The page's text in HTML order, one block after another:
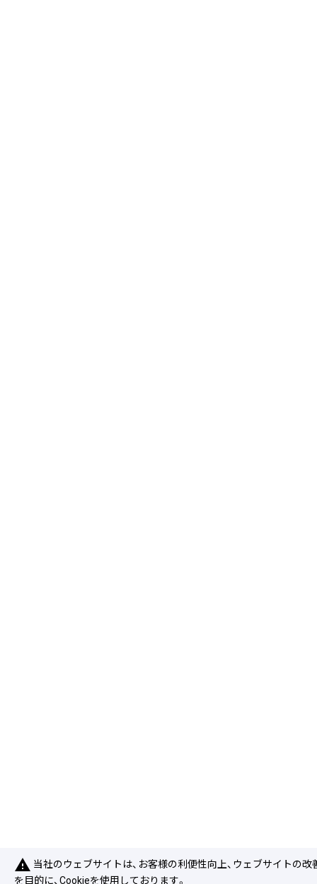
warning 当社のウェブサイトは、お客様の利便性向上、ウェブサイトの改
を目的に、Cookieを使用しております。